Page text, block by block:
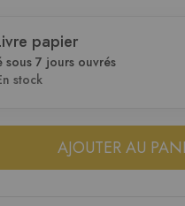
papier
sous 7 jours ouvrés
stock
AJOUTER AU